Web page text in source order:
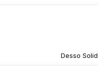
Desso Solid